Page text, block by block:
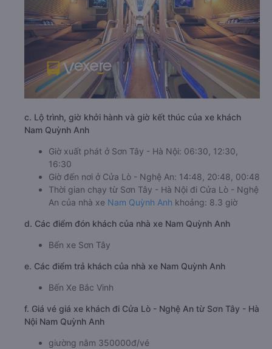
c. Lộ trình, giờ khởi hành và giờ kết thúc của xe khách
Nam Quỳnh Anh
Giờ xuất phát ở Sơn Tây - Hà Nội: 06:30, 12:30,
16:30
Giờ đến nơi ở Cửa Lò - Nghệ An: 14:48, 20:48, 00:48
Thời gian chạy từ Sơn Tây - Hà Nội đi Cửa Lò - Nghệ
An của nhà xe Nam Quỳnh Anh khoảng: 8.3 giờ
d. Các điểm đón khách của nhà xe Nam Quỳnh Anh
Bến xe Sơn Tây
e. Các điểm trả khách của nhà xe Nam Quỳnh Anh
Bến Xe Bắc Vinh
f. Giá vé giá xe khách đi Cửa Lò - Nghệ An từ Sơn Tây - Hà
Nội Nam Quỳnh Anh
giường nằm 350000đ/vé